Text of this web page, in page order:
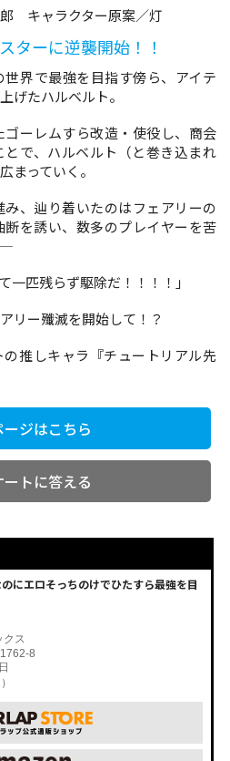
リキューレ
ックパルフェ
閉じる
キャラクター原案／灯
ターに逆襲開始！！
界で最強を目指す傍ら、アイテ
げたハルベルト。
ゴーレムすら改造・使役し、商会
で、ハルベルト（と巻き込まれ
まっていく。
、辿り着いたのはフェアリーの
を誘い、数多のプレイヤーを苦
一匹残らず駆除だ！！！！」
リー殲滅を開始して！？
推しキャラ『チュートリアル先
ージはこちら
ートに答える
にエロそっちのけでひたすら最強を目
クス
8